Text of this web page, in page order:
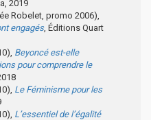
2019
Robelet, promo 2006),
engagés, Éditions Quart
Beyoncé est-elle
pour comprendre le
Le Féminisme pour les
L’essentiel de l’égalité